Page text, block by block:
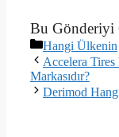
Bu Gönderiyi
Kategoriler
Hangi Ülkenin
Accelera
Markasıdır?
Derimod